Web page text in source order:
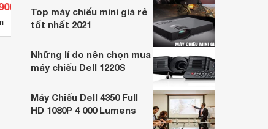
đ Giá từ 0 đ
Chưa có nơi bán
Top máy chiếu mini giá rẻ
tốt nhất 2021
Những lí do nên chọn mua
máy chiếu Dell 1220S
Máy Chiếu Dell 4350 Full
HD 1080P 4 000 Lumens